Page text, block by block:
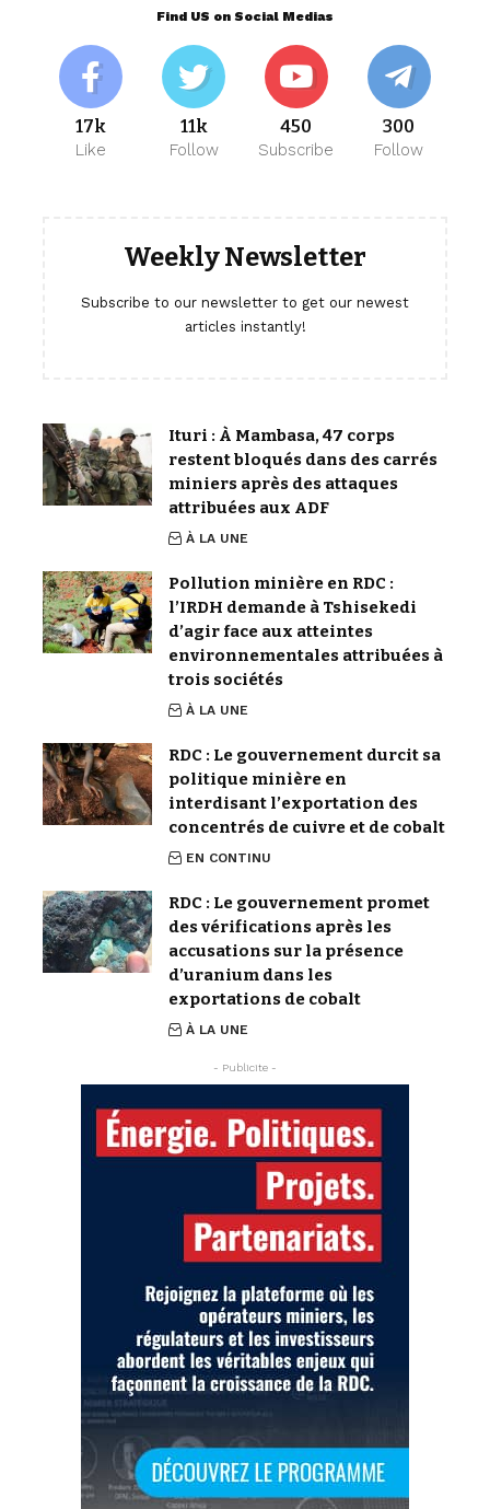
Find US on Social Medias
17k
Like
11k
Follow
450
Subscribe
300
Follow
Weekly Newsletter
Subscribe to our newsletter to get our newest
articles instantly!
Ituri : À Mambasa, 47 corps
restent bloqués dans des carrés
miniers après des attaques
attribuées aux ADF
À LA UNE
Pollution minière en RDC :
l’IRDH demande à Tshisekedi
d’agir face aux atteintes
environnementales attribuées à
trois sociétés
À LA UNE
RDC : Le gouvernement durcit sa
politique minière en
interdisant l’exportation des
concentrés de cuivre et de cobalt
EN CONTINU
RDC : Le gouvernement promet
des vérifications après les
accusations sur la présence
d’uranium dans les
exportations de cobalt
À LA UNE
- Publicite -